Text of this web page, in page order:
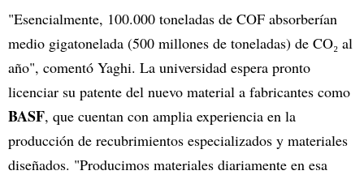
"Esencialmente, 100.000 toneladas de COF absorberían
medio gigatonelada (500 millones de toneladas) de CO₂ al
año", comentó Yaghi. La universidad espera pronto
licenciar su patente del nuevo material a fabricantes como
BASF, que cuentan con amplia experiencia en la
producción de recubrimientos especializados y materiales
diseñados. "Producimos materiales diariamente en esa